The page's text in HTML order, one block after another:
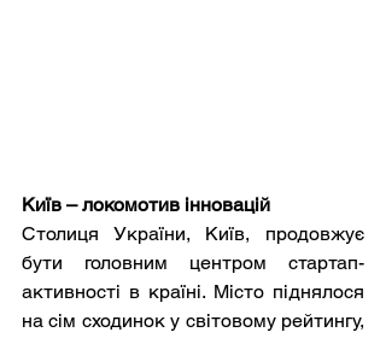
Київ – локомотив інновацій
Столиця України, Київ, продовжує
бути головним центром стартап-
активності в країні. Місто піднялося
на сім сходинок у світовому рейтингу,